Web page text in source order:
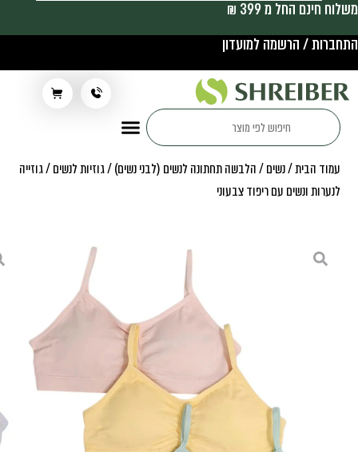
משלוח חינם החל מ 399 ₪
התחברות / הרשמה למועדון
עמוד הבית/נשים/הלבשה תחתונה לנשים (לבני נשים)/גוזיות לנשים/ גוזייה
לנערות ונשים עם ריפוד צבעוני